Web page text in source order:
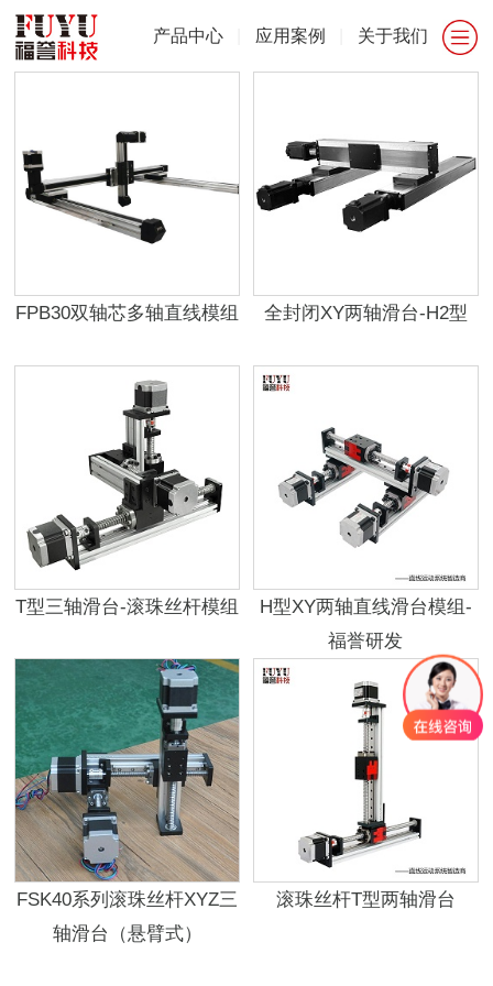
产品中心 应用案例 关于我们
FPB30双轴芯多轴直线模组 全封闭XY两轴滑台-H2型
T型三轴滑台-滚珠丝杆模组
H型XY两轴直线滑台模组-
福誉研发
FSK40系列滚珠丝杆XYZ三
轴滑台（悬臂式）
滚珠丝杆T型两轴滑台